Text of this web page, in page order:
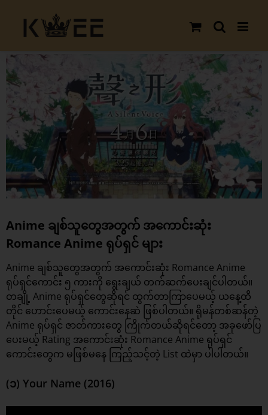
content
View
Larger
Image
Anime ချစ်သူတွေအတွက် အကောင်းဆုံး
Romance Anime ရုပ်ရှင် များ
Anime ချစ်သူတွေအတွက် အကောင်းဆုံး Romance Anime
ရုပ်ရှင်ကောင်း ၅ ကားကို ရွေးချယ် တက်ဆက်ပေးချင်ပါတယ်။
တချို့ Anime ရုပ်ရှင်တွေဆိုရင် ထွက်တာကြာပေမယ့် ယနေ့ထိ
တိုင် ဟောင်းပေမယ့် ကောင်းနေဆဲ ဖြစ်ပါတယ်။ ရိုမန်တစ်ဆန်တဲ့
Anime ရုပ်ရှင် ဇာတ်ကားတွေ ကြိုက်တယ်ဆိုရင်တော့ အခုဖော်ပြ
ပေးမယ့် Rating အကောင်းဆုံး Romance Anime ရုပ်ရှင်
ကောင်းတွေက မဖြစ်မနေ ကြည့်သင့်တဲ့ List ထဲမှာ ပါပါတယ်။
(၁) Your Name (2016)